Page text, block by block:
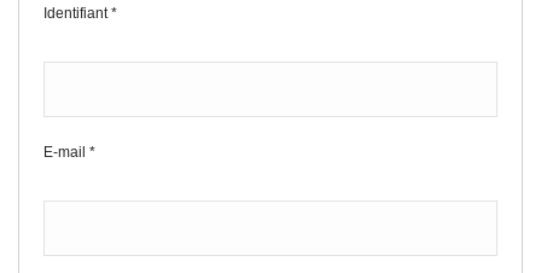
Identifiant*
E-mail *